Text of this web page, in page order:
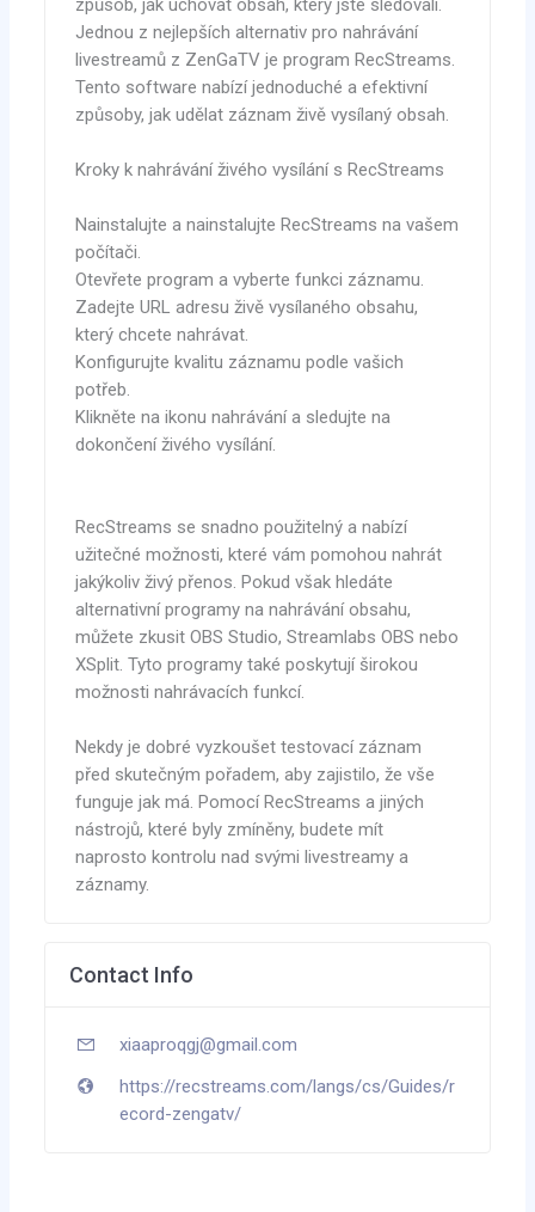
způsob, jak uchovat obsah, který jste sledovali.
Jednou z nejlepších alternativ pro nahrávání
livestreamů z ZenGaTV je program RecStreams.
Tento software nabízí jednoduché a efektivní
způsoby, jak udělat záznam živě vysílaný obsah.
Kroky k nahrávání živého vysílání s RecStreams
Nainstalujte a nainstalujte RecStreams na vašem
počítači.
Otevřete program a vyberte funkci záznamu.
Zadejte URL adresu živě vysílaného obsahu,
který chcete nahrávat.
Konfigurujte kvalitu záznamu podle vašich
potřeb.
Klikněte na ikonu nahrávání a sledujte na
dokončení živého vysílání.
RecStreams se snadno použitelný a nabízí
užitečné možnosti, které vám pomohou nahrát
jakýkoliv živý přenos. Pokud však hledáte
alternativní programy na nahrávání obsahu,
můžete zkusit OBS Studio, Streamlabs OBS nebo
XSplit. Tyto programy také poskytují širokou
možnosti nahrávacích funkcí.
Nekdy je dobré vyzkoušet testovací záznam
před skutečným pořadem, aby zajistilo, že vše
funguje jak má. Pomocí RecStreams a jiných
nástrojů, které byly zmíněny, budete mít
naprosto kontrolu nad svými livestreamy a
záznamy.
Contact Info
xiaaproqgj@gmail.com
https://recstreams.com/langs/cs/Guides/r
ecord-zengatv/